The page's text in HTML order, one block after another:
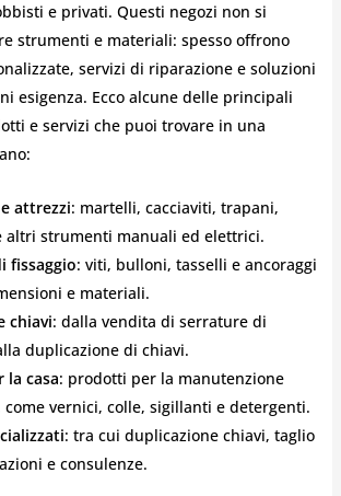
e privati. Questi negozi non si
strumenti e materiali: spesso offrono
servizi di riparazione e soluzioni
esigenza. Ecco alcune delle principali
e servizi che puoi trovare in una
attrezzi: martelli, cacciaviti, trapani,
altri strumenti manuali ed elettrici.
fissaggio: viti, bulloni, tasselli e ancoraggi
e materiali.
chiavi: dalla vendita di serrature di
duplicazione di chiavi.
la casa: prodotti per la manutenzione
come vernici, colle, sigillanti e detergenti.
: tra cui duplicazione chiavi, taglio
e consulenze.